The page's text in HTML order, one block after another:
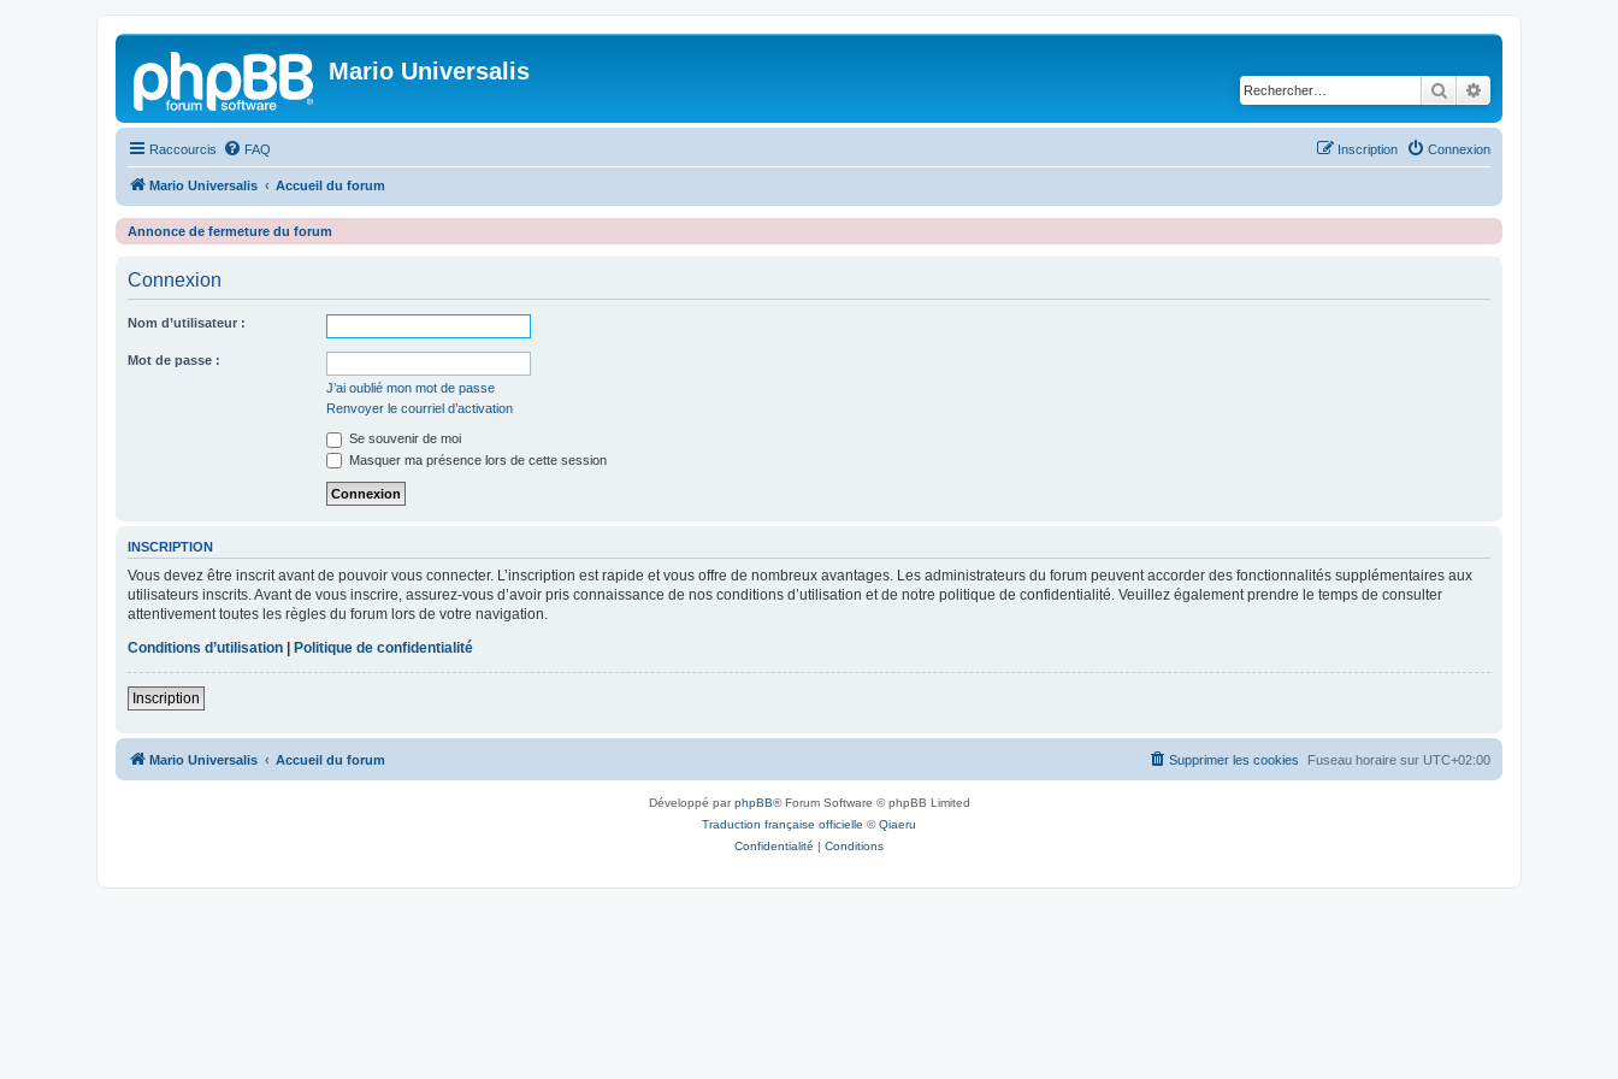
Mario Universalis
Rechercher
Raccourcis FAQ Connexion
Inscription
Mario Universalis Accueil du forum
Annonce de fermeture du forum
Connexion
Nom d’utilisateur :
Mot de passe :
J’ai oublié mon mot de passe
Renvoyer le courriel d’activation
Se souvenir de moi
Masquer ma présence lors de cette session
INSCRIPTION
Vous devez être inscrit avant de pouvoir vous connecter. L’inscription est rapide et vous offre de nombreux avantages. Les administrateurs du forum peuvent accorder des fonctionnalités supplémentaires aux
utilisateurs inscrits. Avant de vous inscrire, assurez-vous d’avoir pris connaissance de nos conditions d’utilisation et de notre politique de confidentialité. Veuillez également prendre le temps de consulter
attentivement toutes les règles du forum lors de votre navigation.
Conditions d’utilisation | Politique de confidentialité
Inscription
Mario Universalis Accueil du forum Fuseau horaire sur UTC+02:00
Supprimer les cookies
Développé parphpBB® Forum Software © phpBB Limited
Traduction française officielle ©Qiaeru
Confidentialité | Conditions